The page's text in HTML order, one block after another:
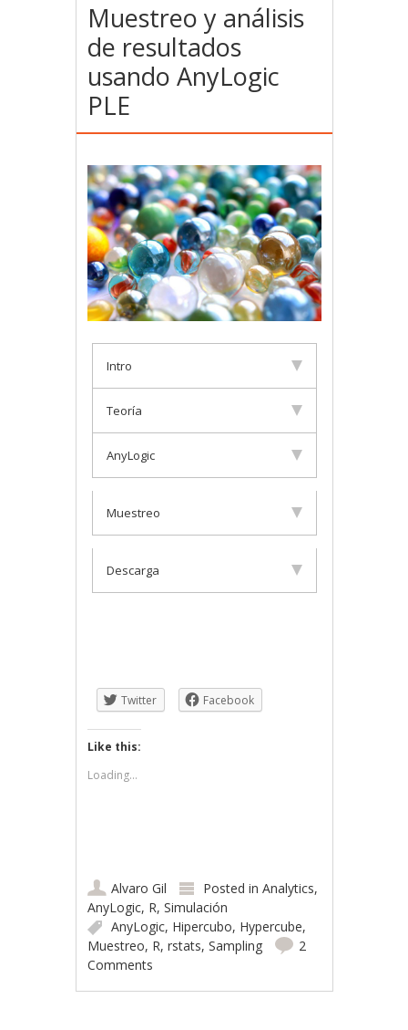
Muestreo y análisis
de resultados
usando AnyLogic
PLE
Intro
Teoría
AnyLogic
Muestreo
Descarga
Twitter Facebook
Like this:
Loading...
Alvaro Gil Posted inAnalytics,
AnyLogic, R,Simulación
AnyLogic, Hipercubo, Hypercube,
Muestreo, R,rstats,Sampling
2
Comments